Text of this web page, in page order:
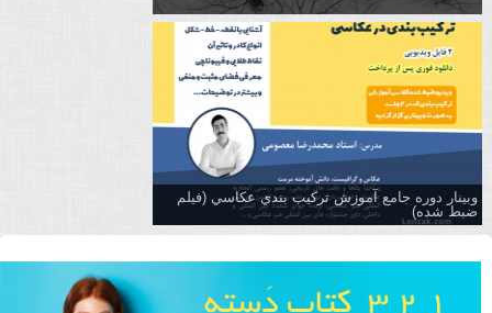
وبینار دوره جامع آموزش تركيب بندي عكاسي (فیلم
ضبط شده)